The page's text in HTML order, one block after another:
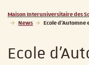
Vous êtes ici :
Maison Interuniversitaire des
News
Ecole d’Automne
Ecole